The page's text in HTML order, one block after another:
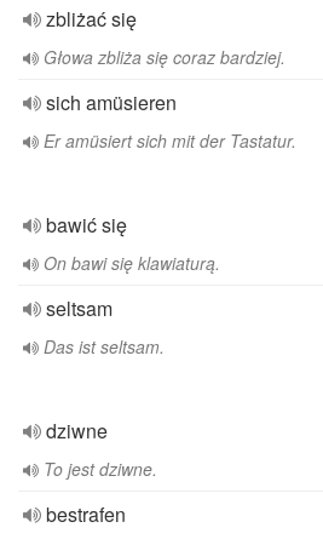
zbliżać się
Głowa zbliża się coraz bardziej.
sich amüsieren
Er amüsiert sich mit der Tastatur.
bawić się
On bawi się klawiaturą.
seltsam
Das ist seltsam.
dziwne
To jest dziwne.
bestrafen